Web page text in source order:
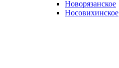
Новорязанское
Носовихинское